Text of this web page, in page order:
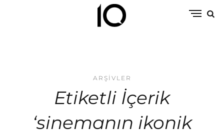
ARŞIVLER
Etiketli İçerik
‘sinemanın ikonik